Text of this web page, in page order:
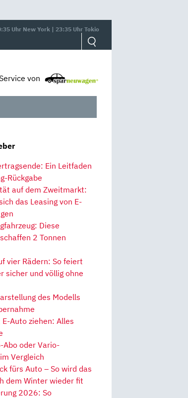
Uhr New York | 23:35 Uhr Tokio
von
Ein Leitfaden
Rückgabe
auf dem Zweitmarkt:
das Leasing von E-
Diese
2 Tonnen
vier Rädern: So feiert
sicher und völlig ohne
des Modells
Auto ziehen: Alles
Abo oder Vario-
Vergleich
fürs Auto – So wird das
dem Winter wieder fit
2026: So